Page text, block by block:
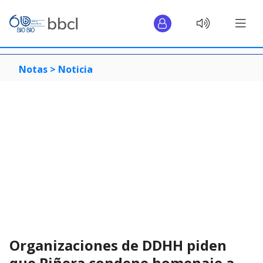
Notas > Noticia
Organizaciones de DDHH piden